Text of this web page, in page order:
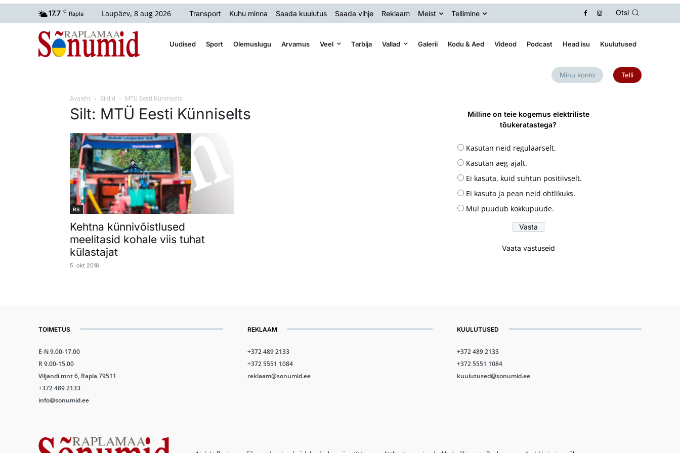
17.7 C Rapla Laupäev, 8 aug 2026 Transport Kuhu minna Saada kuulutus Saada vihje Reklaam Meist Tellimine Otsi
Uudised Sport Olemuslugu Arvamus Veel Tarbija Vallad Galerii Kodu & Aed Videod Podcast Head isu Kuulutused
Minu konto Telli
Avaleht Sildid MTÜ Eesti Künniselts
Silt: MTÜ Eesti Künniselts
RS
Kehtna künnivõistlused
meelitasid kohale viis tuhat
külastajat
5. okt 2016
Milline on teie kogemus elektriliste
tõukeratastega?
Kasutan neid regulaarselt.
Kasutan aeg-ajalt.
Ei kasuta, kuid suhtun positiivselt.
Ei kasuta ja pean neid ohtlikuks.
Mul puudub kokkupuude.
Vaata vastuseid
TOIMETUS
E-N 9.00-17.00
R 9.00-15.00
Viljandi mnt 6, Rapla 79511
+372 489 2133
info@sonumid.ee
REKLAAM
+372 489 2133
+372 5551 1084
reklaam@sonumid.ee
KUULUTUSED
+372 489 2133
+372 5551 1084
kuulutused@sonumid.ee